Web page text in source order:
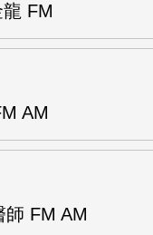
FM
AM
FM AM